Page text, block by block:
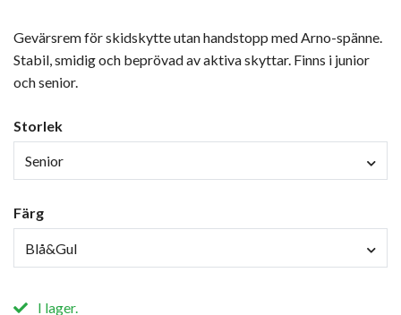
Gevärsrem för skidskytte utan handstopp med Arno-spänne.
Stabil, smidig och beprövad av aktiva skyttar. Finns i junior
och senior.
Storlek
Senior
Färg
Blå&Gul
I lager.